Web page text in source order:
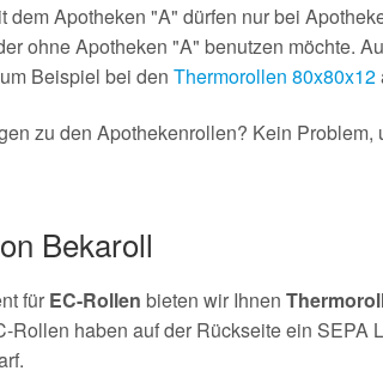
dem Apotheken "A" dürfen nur bei
ohne Apotheken "A" benutzen möchte.
Beispiel bei denThermorollen 80x80x12
zu den Apothekenrollen? Kein
Bekaroll
für EC-Rollen bieten wir Ihnen
Rollen haben auf der Rückseite ein SEPA